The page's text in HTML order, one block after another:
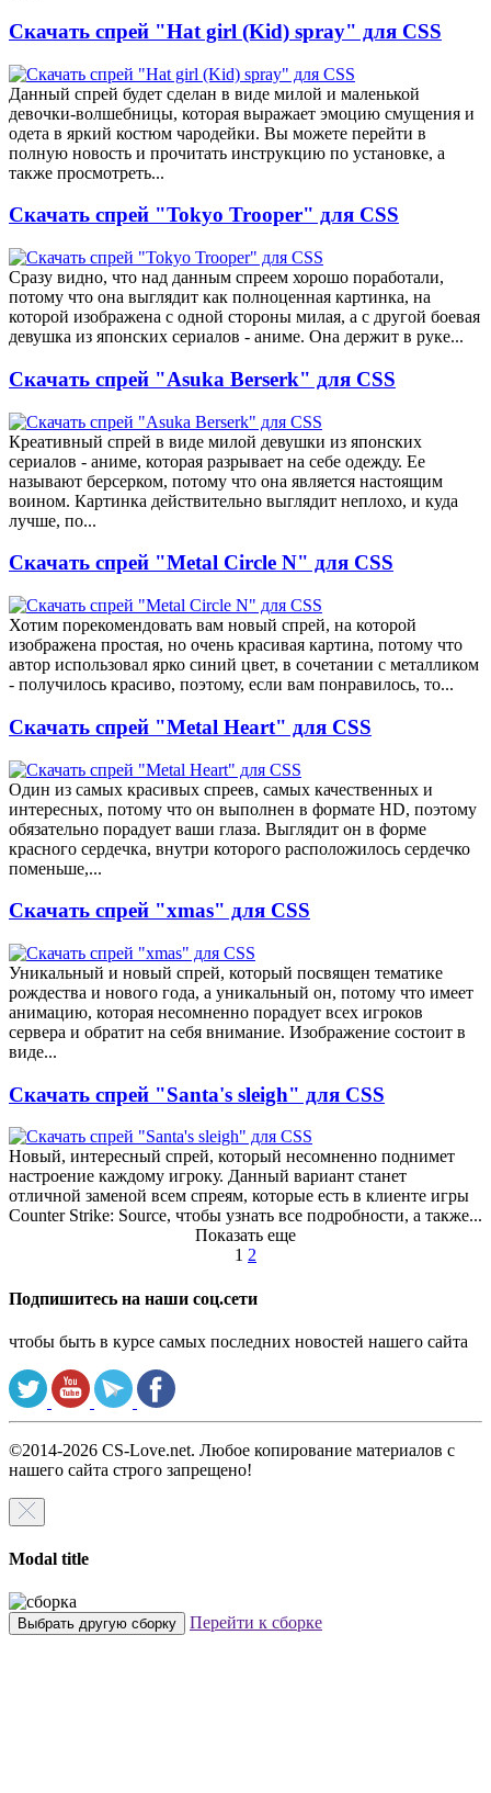
Скачать спрей "Hat girl (Kid) spray" для CSS
Данный спрей будет сделан в виде милой и маленькой
девочки-волшебницы, которая выражает эмоцию смущения и
одета в яркий костюм чародейки. Вы можете перейти в
полную новость и прочитать инструкцию по установке, а
также просмотреть...
Скачать спрей "Tokyo Trooper" для CSS
Сразу видно, что над данным спреем хорошо поработали,
потому что она выглядит как полноценная картинка, на
которой изображена с одной стороны милая, а с другой боевая
девушка из японских сериалов - аниме. Она держит в руке...
Скачать спрей "Asuka Berserk" для CSS
Креативный спрей в виде милой девушки из японских
сериалов - аниме, которая разрывает на себе одежду. Ее
называют берсерком, потому что она является настоящим
воином. Картинка действительно выглядит неплохо, и куда
лучше, по...
Скачать спрей "Metal Circle N" для CSS
Хотим порекомендовать вам новый спрей, на которой
изображена простая, но очень красивая картина, потому что
автор использовал ярко синий цвет, в сочетании с металликом
- получилось красиво, поэтому, если вам понравилось, то...
Скачать спрей "Metal Heart" для CSS
Один из самых красивых спреев, самых качественных и
интересных, потому что он выполнен в формате HD, поэтому
обязательно порадует ваши глаза. Выглядит он в форме
красного сердечка, внутри которого расположилось сердечко
поменьше,...
Скачать спрей "xmas" для CSS
Уникальный и новый спрей, который посвящен тематике
рождества и нового года, а уникальный он, потому что имеет
анимацию, которая несомненно порадует всех игроков
сервера и обратит на себя внимание. Изображение состоит в
виде...
Скачать спрей "Santa's sleigh" для CSS
Новый, интересный спрей, который несомненно поднимет
настроение каждому игроку. Данный вариант станет
отличной заменой всем спреям, которые есть в клиенте игры
Counter Strike: Source, чтобы узнать все подробности, а также...
Показать еще
1 2
Подпишитесь на наши соц.сети
чтобы быть в курсе самых последних новостей нашего сайта
©2014-2026 CS-Love.net. Любое копирование материалов с
нашего сайта строго запрещено!
Modal title
Выбрать другую сборку Перейти к сборке